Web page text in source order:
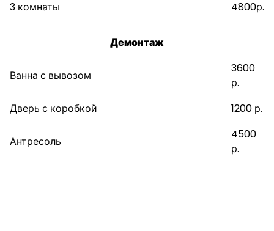
3 комнаты
4800р.
Демонтаж
Ванна с вывозом
3600
р.
Дверь с коробкой
1200 р.
Антресоль
4500
р.